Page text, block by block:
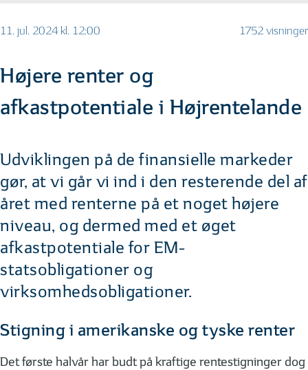
11. jul. 2024 kl. 12:00 1752 visninger
Højere renter og
afkastpotentiale i Højrentelande
Udviklingen på de finansielle markeder
gør, at vi går vi ind i den resterende del af
året med renterne på et noget højere
niveau, og dermed med et øget
afkastpotentiale for EM-
statsobligationer og
virksomhedsobligationer.
Stigning i amerikanske og tyske renter
Det første halvår har budt på kraftige rentestigninger dog